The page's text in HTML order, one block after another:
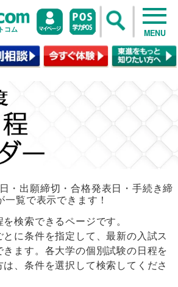
コム MENU
・出願締切・合格発表日・手続き締
一覧で表示できます！
検索できるページです。
に条件を指定して、最新の入試ス
ます。各大学の個別試験の日程を
、条件を選択して検索してくださ